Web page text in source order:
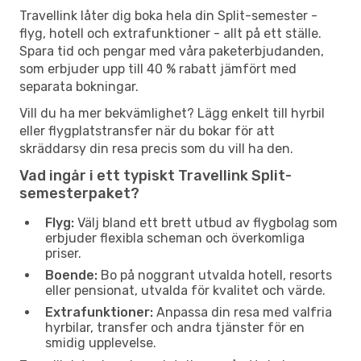
Travellink låter dig boka hela din Split-semester -
flyg, hotell och extrafunktioner - allt på ett ställe.
Spara tid och pengar med våra paketerbjudanden,
som erbjuder upp till 40 % rabatt jämfört med
separata bokningar.
Vill du ha mer bekvämlighet? Lägg enkelt till hyrbil
eller flygplatstransfer när du bokar för att
skräddarsy din resa precis som du vill ha den.
Vad ingår i ett typiskt Travellink Split-
semesterpaket?
Flyg: Välj bland ett brett utbud av flygbolag som
erbjuder flexibla scheman och överkomliga
priser.
Boende: Bo på noggrant utvalda hotell, resorts
eller pensionat, utvalda för kvalitet och värde.
Extrafunktioner: Anpassa din resa med valfria
hyrbilar, transfer och andra tjänster för en
smidig upplevelse.